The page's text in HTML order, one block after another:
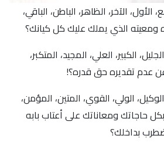
الأول، الآخر، الظاهر، الباطن، الباقي،
ومعيته الذي يملك عليك كل كيانك؟
الكبير، العلي، المجيد، المتكبر،
عدم تقديره حق قدره؟!
الولي، القوي، المتين، المؤمن،
حاجاتك ومعاناتك على أعتاب بابه
بداخلك؟